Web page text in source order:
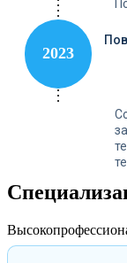
2023